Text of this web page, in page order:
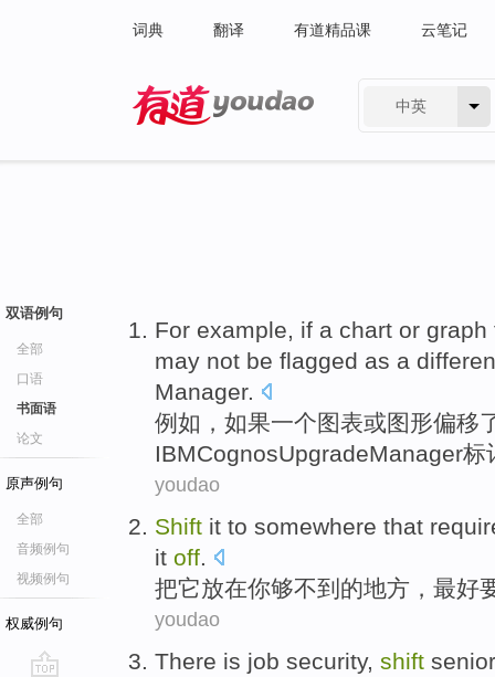
词典 翻译 有道精品课 云笔记
中英
双语例句
全部
口语
书面语
论文
原声例句
全部
音频例句
视频例句
权威例句
For example, if a chart or graph
may not be flagged as a
Manager.
例如 ， 如果一个图表或图形偏移
IBMCognosUpgradeManager标
youdao
Shift it to somewhere that
it off.
把它放在你够不到 的地方 ，最好
youdao
There is job security, shift